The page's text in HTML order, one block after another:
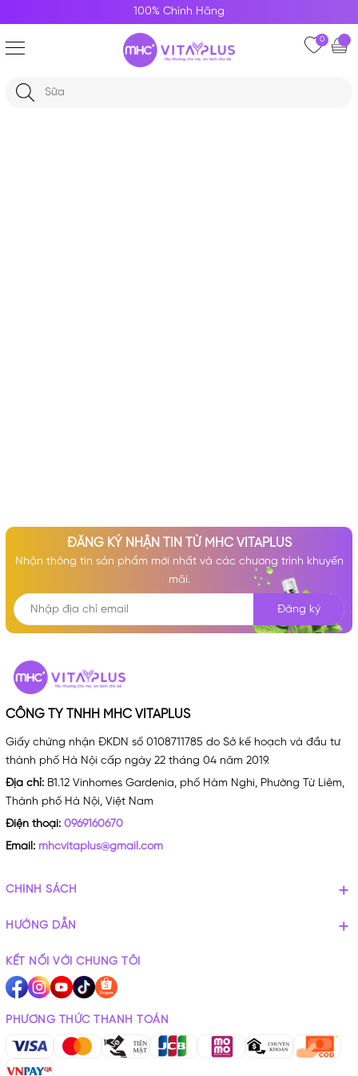
100% Chính Hãng
0
ĐĂNG KÝ NHẬN TIN TỪ MHC VITAPLUS
Nhận thông tin sản phẩm mới nhất và các chương trình khuyến
mãi.
Đăng ký
CÔNG TY TNHH MHC VITAPLUS
Giấy chứng nhận ĐKDN số 0108711785 do Sở kế hoạch và đầu tư
thành phố Hà Nội cấp ngày 22 tháng 04 năm 2019.
Địa chỉ: B1.12 Vinhomes Gardenia, phố Hàm Nghi, Phường Từ Liêm,
Thành phố Hà Nội, Việt Nam
Điện thoại: 0969160670
Email: mhcvitaplus@gmail.com
CHÍNH SÁCH
HƯỚNG DẪN
KẾT NỐI VỚI CHÚNG TÔI
PHƯƠNG THỨC THANH TOÁN